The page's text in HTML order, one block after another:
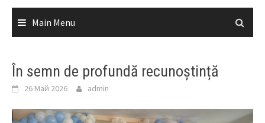
Main Menu
În semn de profundă recunoștință
26 Май 2026 admin